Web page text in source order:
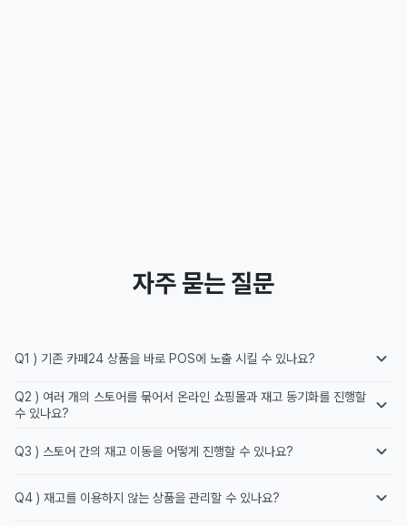
자주 묻는 질문
Q1 ) 기존 카페24 상품을 바로 POS에 노출 시킬 수 있나요?
Q2 ) 여러 개의 스토어를 묶어서 온라인 쇼핑몰과 재고 동기화를 진행할
수 있나요?
Q3 ) 스토어 간의 재고 이동을 어떻게 진행할 수 있나요?
Q4 ) 재고를 이용하지 않는 상품을 관리할 수 있나요?